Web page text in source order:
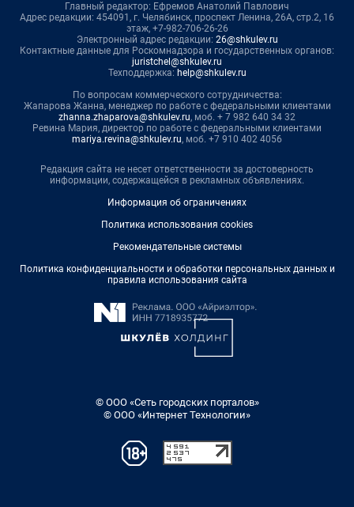
Главный редактор: Ефремов Анатолий Павлович
Адрес редакции: 454091, г. Челябинск, проспект Ленина, 26А, стр.2, 16
этаж, +7-982-706-26-26
Электронный адрес редакции: 26@shkulev.ru
Контактные данные для Роскомнадзора и государственных органов:
juristchel@shkulev.ru
Техподдержка: help@shkulev.ru
По вопросам коммерческого сотрудничества:
Жапарова Жанна, менеджер по работе с федеральными клиентами
zhanna.zhaparova@shkulev.ru, моб. + 7 982 640 34 32
Ревина Мария, директор по работе с федеральными клиентами
mariya.revina@shkulev.ru, моб. +7 910 402 4056
Редакция сайта не несет ответственности за достоверность
информации, содержащейся в рекламных объявлениях.
Информация об ограничениях
Политика использования cookies
Рекомендательные системы
Политика конфиденциальности и обработки персональных данных и
правила использования сайта
© ООО «Сеть городских порталов»
© ООО «Интернет Технологии»